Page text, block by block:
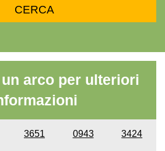
arco per ulteriori
3651 0943 3424